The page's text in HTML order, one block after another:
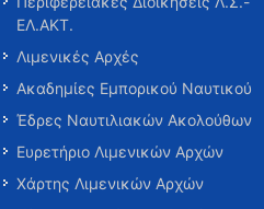
ΕΛ.ΑΚΤ.
Λιμενικές Αρχές
Ακαδημίες Εμπορικού Ναυτικού
Έδρες Ναυτιλιακών Ακολούθων
Ευρετήριο Λιμενικών Αρχών
Χάρτης Λιμενικών Αρχών